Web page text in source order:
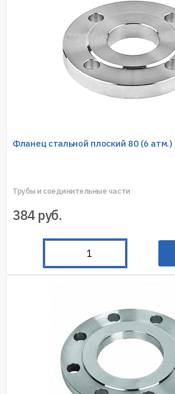
Фланец стальной плоский 80 (6 атм.)
Трубы и соединительные части
384 руб.